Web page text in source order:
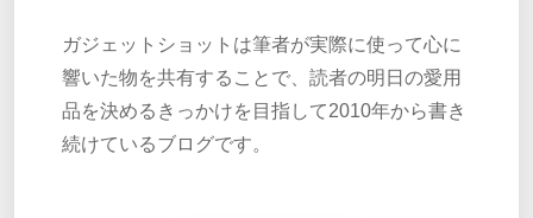
ガジェットショットは筆者が実際に使って心に
響いた物を共有することで、読者の明日の愛用
品を決めるきっかけを目指して2010年から書き
続けているブログです。